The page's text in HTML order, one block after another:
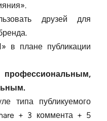
друзей для
в плане публикации
профессиональным,
типа публикуемого
+ 3 коммента + 5